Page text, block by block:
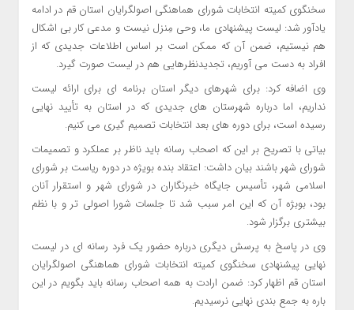
سخنگوی کمیته انتخابات شورای هماهنگی اصولگرایان استان قم در ادامه
یادآور شد: لیست پیشنهادی ما، وحی مِنزل نیست و مدعی کار بی اشکال
هم نیستیم، ضمن آن که ممکن است بر اساس اطلاعات جدیدی که از
افراد به دست می آوریم، تجدیدنظرهایی هم در لیست صورت گیرد.
وی اضافه کرد: برای شهرهای دیگر استان برنامه ای برای ارائه لیست
نداریم، اما درباره شهرستان های جدیدی که در استان به تأیید نهایی
رسیده است، برای دوره های بعد انتخابات تصمیم گیری می کنیم.
بیاتی با تصریح بر این که اصحاب رسانه باید ناظر بر عملکرد و تصمیمات
شورای شهر باشند بیان داشت: اعتقاد بنده بویژه در دوره ریاست بر شورای
اسلامی شهر، تأسیس جایگاه خبرنگاران در شورای شهر و استقرار آنان
بود، بوبژه آن که این امر سبب شد تا جلسات شورا اصولی تر و با نظم
بیشتری برگزار شود.
وی در پاسخ به پرسش دیگری درباره حضور یک فرد رسانه ای در لیست
نهایی پیشنهادی سخنگوی کمیته انتخابات شورای هماهنگی اصولگرایان
استان قم اظهار کرد: ضمن ارادت به همه اصحاب رسانه باید بگویم در این
باره به جمع بندی نهایی نرسیدیم.